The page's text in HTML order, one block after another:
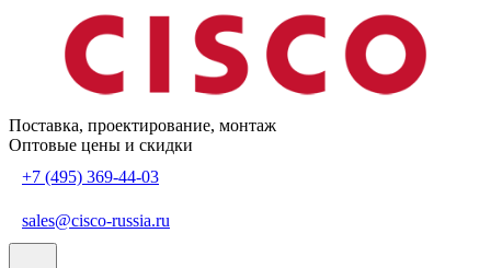
Поставка, проектирование, монтаж
Оптовые цены и скидки
+7 (495) 369-44-03
sales@cisco-russia.ru